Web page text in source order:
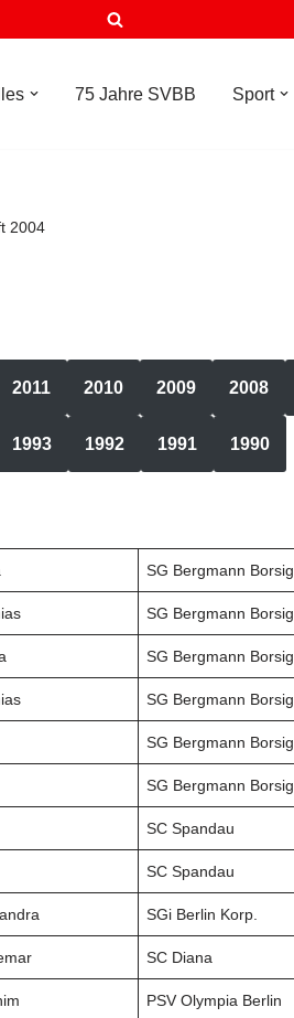
75 Jahre SVBB Sport
2004
2011 2010 2009 2008
1993 1992 1991 1990
SG Bergmann Borsig
SG Bergmann Borsig
SG Bergmann Borsig
SG Bergmann Borsig
SG Bergmann Borsig
SG Bergmann Borsig
SC Spandau
SC Spandau
SGi Berlin Korp.
SC Diana
PSV Olympia Berlin